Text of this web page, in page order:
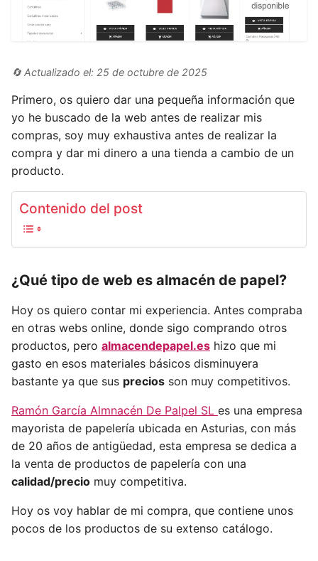
🔄 Actualizado el: 25 de octubre de 2025
Primero, os quiero dar una pequeña información que
yo he buscado de la web antes de realizar mis
compras, soy muy exhaustiva antes de realizar la
compra y dar mi dinero a una tienda a cambio de un
producto.
Contenido del post
¿Qué tipo de web es almacén de papel?
Hoy os quiero contar mi experiencia. Antes compraba
en otras webs online, donde sigo comprando otros
productos, pero almacendepapel.es hizo que mi
gasto en esos materiales básicos disminuyera
bastante ya que sus precios son muy competitivos.
Ramón García Almnacén De Palpel SL es una empresa
mayorista de papelería ubicada en Asturias, con más
de 20 años de antigüedad, esta empresa se dedica a
la venta de productos de papelería con una
calidad/precio muy competitiva.
Hoy os voy hablar de mi compra, que contiene unos
pocos de los productos de su extenso catálogo.